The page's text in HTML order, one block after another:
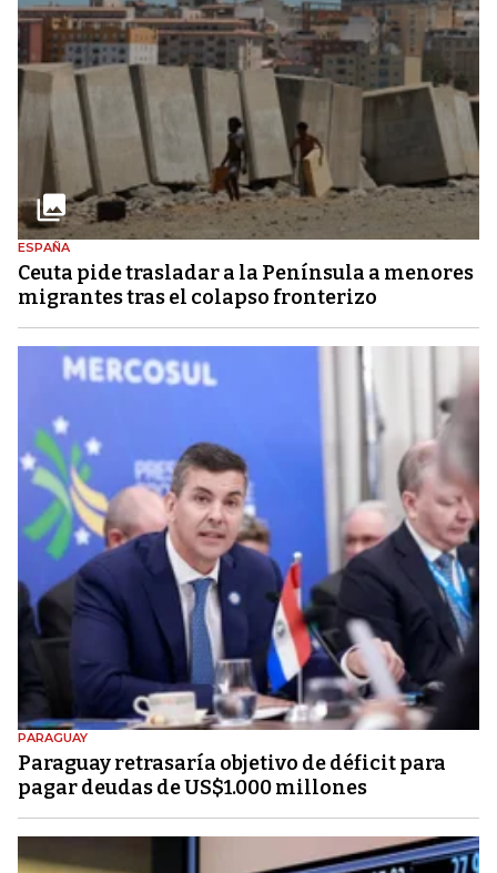
ESPAÑA
Ceuta pide trasladar a la Península a menores
migrantes tras el colapso fronterizo
PARAGUAY
Paraguay retrasaría objetivo de déficit para
pagar deudas de US$1.000 millones